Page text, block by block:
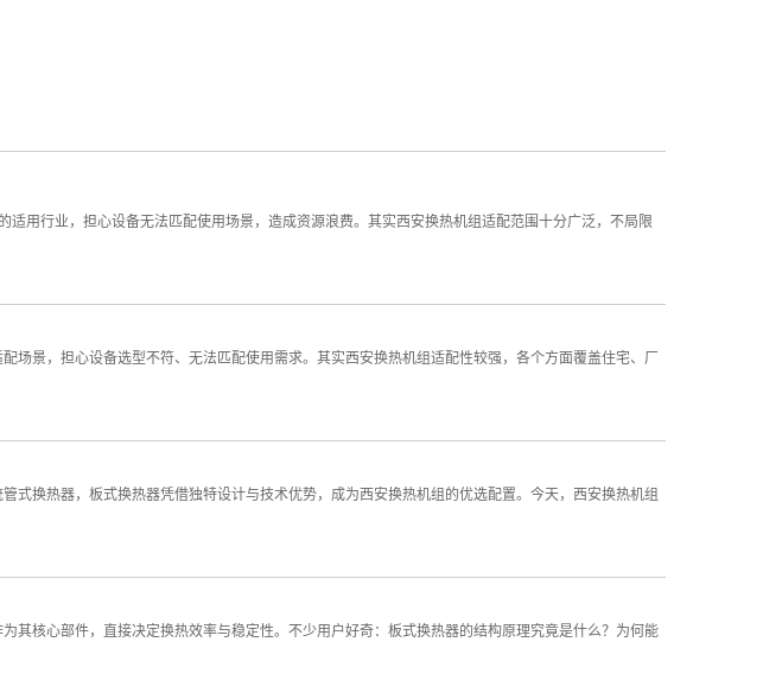
用行业，担心设备无法匹配使用场景，造成资源浪费。其实西安换热机组适配范围十分广泛，不局限
景，担心设备选型不符、无法匹配使用需求。其实西安换热机组适配性较强，各个方面覆盖住宅、厂
换热器，板式换热器凭借独特设计与技术优势，成为西安换热机组的优选配置。今天，西安换热机组
核心部件，直接决定换热效率与稳定性。不少用户好奇：板式换热器的结构原理究竟是什么？为何能